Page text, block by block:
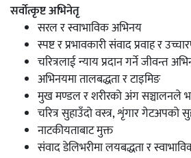
सर्वोत्कृष्ट अभिनेतृ
सरल र स्वाभाविक अभिनय
स्पष्ट र प्रभावकारी संवाद प्रवाह र
चरित्रलाई न्याय प्रदान गर्ने जीवन्त
अभिनयमा तालबद्धता र टाइमिङ
मुख मण्डल र शरीरको अंग सञ्चालनले
चरित्र सुहाउँदो वस्त्र, शृंगार गेटअपको
नाटकीयताबाट मुक्त
संवाद डेलिभरीमा लयबद्धता र